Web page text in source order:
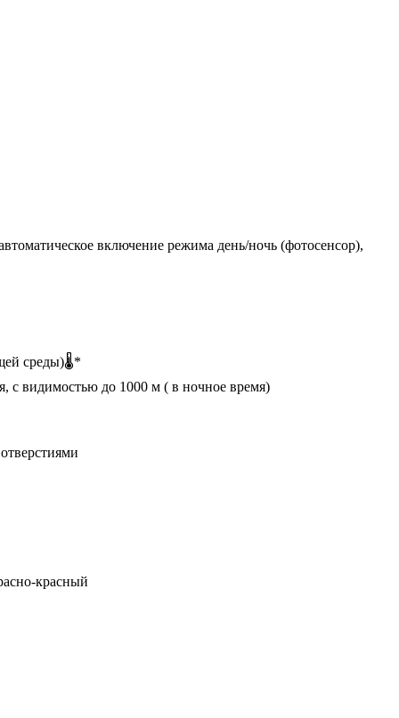
включение режима день/ночь (фотосенсор),
среды)🌡*
с видимостью до 1000 м ( в ночное время)
красный